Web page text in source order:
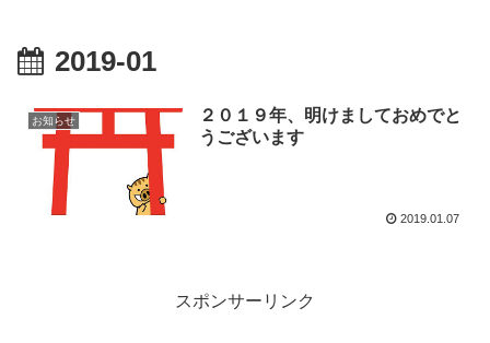
2019-01
お知らせ
２０１９年、明けましておめでと
うございます
2019.01.07
スポンサーリンク